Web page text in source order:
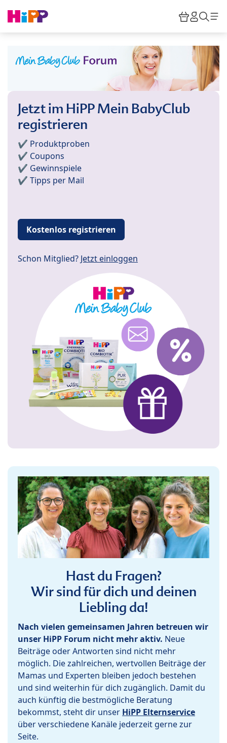
HiPP
Jetzt im HiPP Mein BabyClub
registrieren
✔️ Produktproben
✔️ Coupons
✔️ Gewinnspiele
✔️ Tipps per Mail
Kostenlos registrieren
Schon Mitglied? Jetzt einloggen
Hast du Fragen?
Wir sind für dich und deinen
Liebling da!
Nach vielen gemeinsamen Jahren betreuen wir
unser HiPP Forum nicht mehr aktiv. Neue
Beiträge oder Antworten sind nicht mehr
möglich. Die zahlreichen, wertvollen Beiträge der
Mamas und Experten bleiben jedoch bestehen
und sind weiterhin für dich zugänglich. Damit du
auch künftig die bestmögliche Beratung
bekommst, steht dir unser HiPP Elternservice
über verschiedene Kanäle jederzeit gerne zur
Seite.